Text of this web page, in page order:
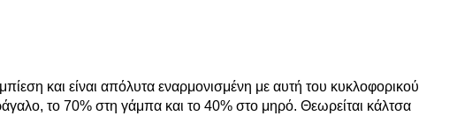
και είναι απόλυτα εναρμονισμένη με αυτή του κυκλοφορικού
το 70% στη γάμπα και το 40% στο μηρό. Θεωρείται κάλτσα